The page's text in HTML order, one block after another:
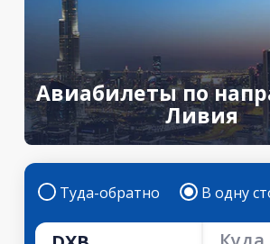
Авиабилеты по
Ливия
Туда-обратно В одну